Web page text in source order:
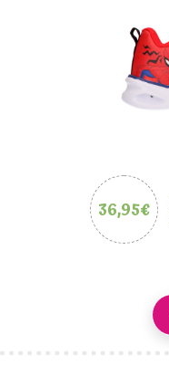
36,95€